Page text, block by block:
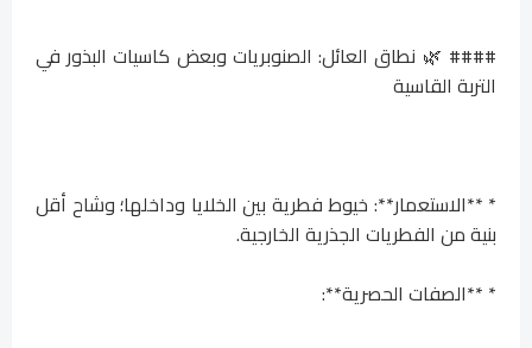
#### 🌿 نطاق العائل: الصنوبريات وبعض كاسيات البذور في
التربة القاسية
* **الاستعمار**: خيوط فطرية بين الخلايا وداخلها؛ وشاح أقل
بنية من الفطريات الجذرية الخارجية.
* **الصفات الحصرية**: